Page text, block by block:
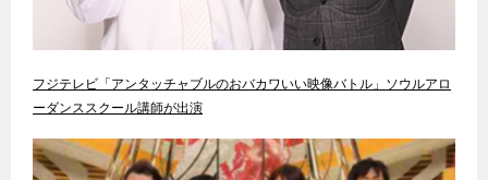
フジテレビ「アンタッチャブルのおバカワいい映像バトル」ソウルアロ
ーダンススクール講師が出演